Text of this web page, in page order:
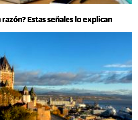
razón? Estas señales lo explican